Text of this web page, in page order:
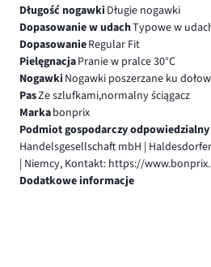
Długość nogawki Długie nogawki
Dopasowanie w udachTypowe w
DopasowanieRegular Fit
PielęgnacjaPranie w pralce 30°C
Nogawki Nogawki poszerzane ku
PasZe szlufkami,normalny ściągacz
Markabonprix
Podmiot gospodarczy odpowiedzialny
Handelsgesellschaft mbH |
| Niemcy, Kontakt: https://
Dodatkowe informacje